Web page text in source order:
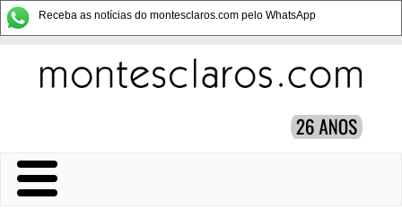
Receba as notícias do montesclaros.com pelo WhatsApp